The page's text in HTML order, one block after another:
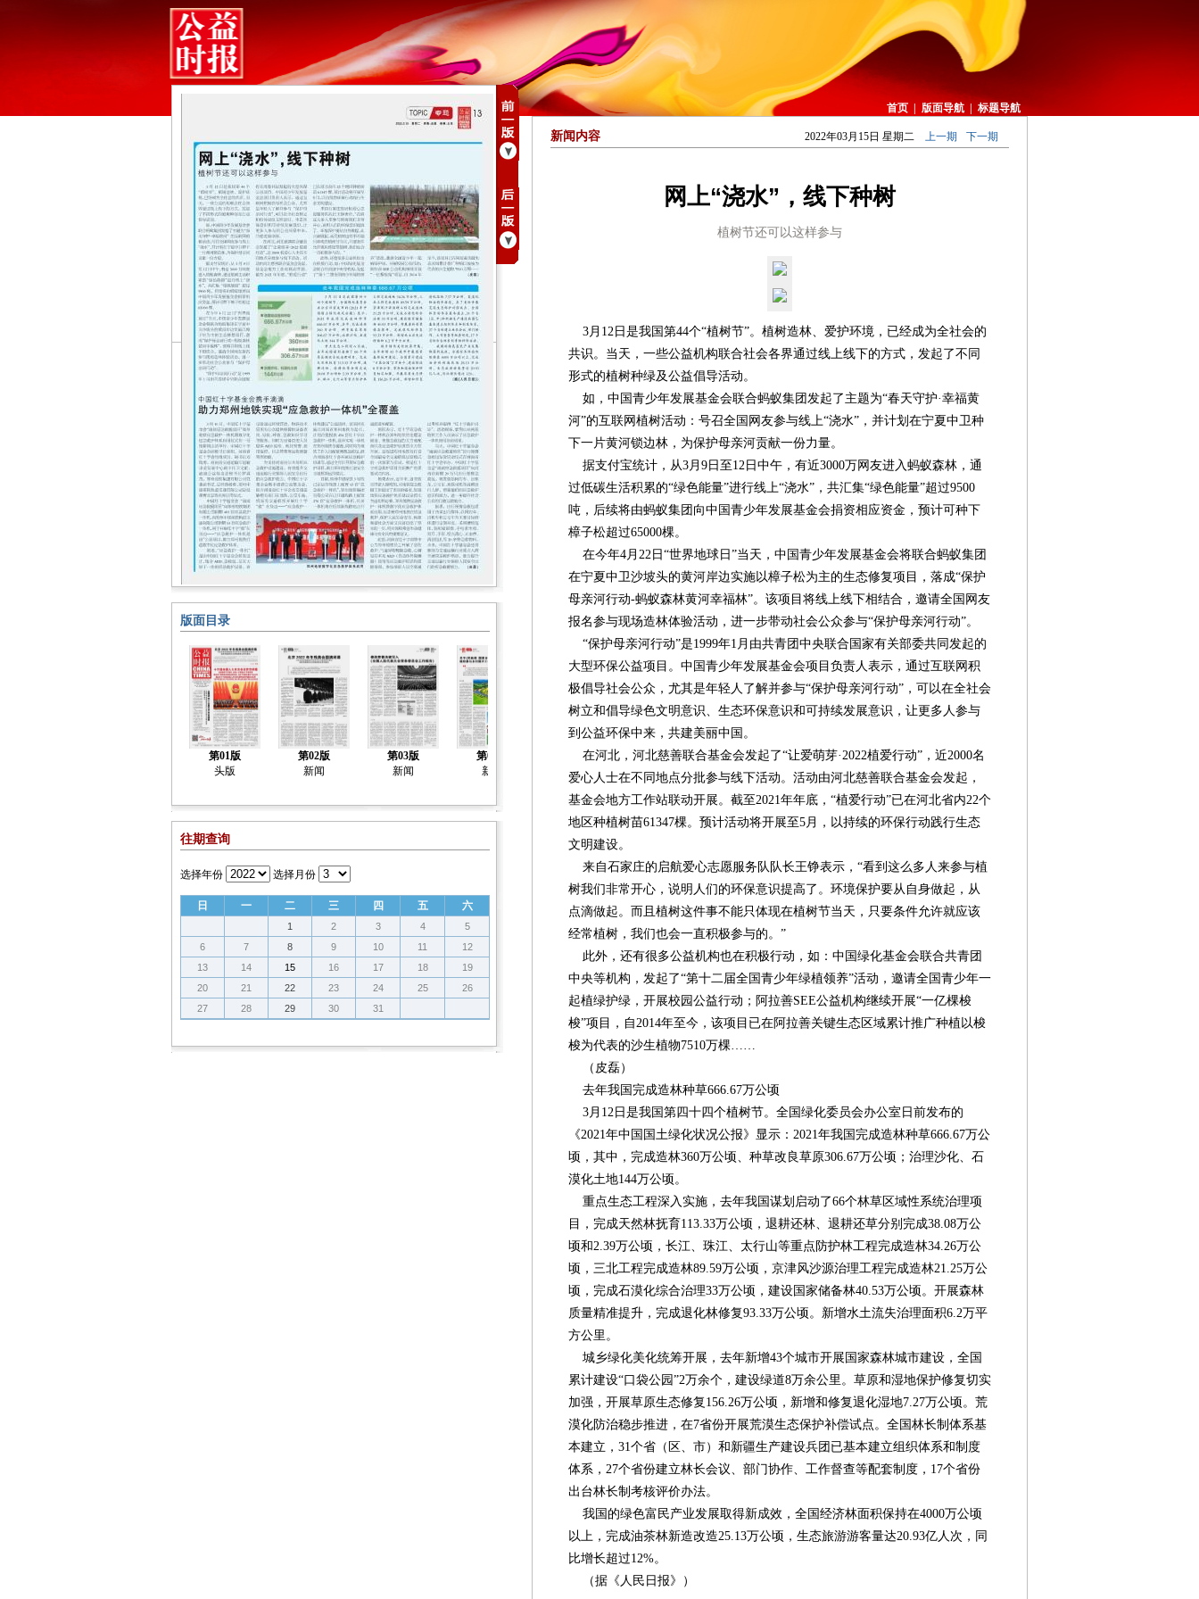
首页 版面导航 标题导航
版面目录
第01版
头版
第02版
新闻
第03版
新闻
第04版
新闻
第05版
社会工作
第06版
聚焦两会
第07版
新闻
第08版
新闻
第09版
新闻
往期查询
选择年份 选择月份
日 一 二 三 四 五 六
1 2 3 4
5
6
7 8 9 10 11
12
13
14 15 16 17 18
19
20
21 22 23 24 25
26
27
28 29 30 31
新闻内容 2022年03月15日 星期二 上一期 下一期
网上“浇水”，线下种树
植树节还可以这样参与
3月12日是我国第44个“植树节”。植树造林、爱护环境，已经成为全社会的
共识。当天，一些公益机构联合社会各界通过线上线下的方式，发起了不同
形式的植树种绿及公益倡导活动。
如，中国青少年发展基金会联合蚂蚁集团发起了主题为“春天守护·幸福黄
河”的互联网植树活动：号召全国网友参与线上“浇水”，并计划在宁夏中卫种
下一片黄河锁边林，为保护母亲河贡献一份力量。
据支付宝统计，从3月9日至12日中午，有近3000万网友进入蚂蚁森林，通
过低碳生活积累的“绿色能量”进行线上“浇水”，共汇集“绿色能量”超过9500
吨，后续将由蚂蚁集团向中国青少年发展基金会捐资相应资金，预计可种下
樟子松超过65000棵。
在今年4月22日“世界地球日”当天，中国青少年发展基金会将联合蚂蚁集团
在宁夏中卫沙坡头的黄河岸边实施以樟子松为主的生态修复项目，落成“保护
母亲河行动-蚂蚁森林黄河幸福林”。该项目将线上线下相结合，邀请全国网友
报名参与现场造林体验活动，进一步带动社会公众参与“保护母亲河行动”。
“保护母亲河行动”是1999年1月由共青团中央联合国家有关部委共同发起的
大型环保公益项目。中国青少年发展基金会项目负责人表示，通过互联网积
极倡导社会公众，尤其是年轻人了解并参与“保护母亲河行动”，可以在全社会
树立和倡导绿色文明意识、生态环保意识和可持续发展意识，让更多人参与
到公益环保中来，共建美丽中国。
在河北，河北慈善联合基金会发起了“让爱萌芽·2022植爱行动”，近2000名
爱心人士在不同地点分批参与线下活动。活动由河北慈善联合基金会发起，
基金会地方工作站联动开展。截至2021年年底，“植爱行动”已在河北省内22个
地区种植树苗61347棵。预计活动将开展至5月，以持续的环保行动践行生态
文明建设。
来自石家庄的启航爱心志愿服务队队长王铮表示，“看到这么多人来参与植
树我们非常开心，说明人们的环保意识提高了。环境保护要从自身做起，从
点滴做起。而且植树这件事不能只体现在植树节当天，只要条件允许就应该
经常植树，我们也会一直积极参与的。”
此外，还有很多公益机构也在积极行动，如：中国绿化基金会联合共青团
中央等机构，发起了“第十二届全国青少年绿植领养”活动，邀请全国青少年一
起植绿护绿，开展校园公益行动；阿拉善SEE公益机构继续开展“一亿棵梭
梭”项目，自2014年至今，该项目已在阿拉善关键生态区域累计推广种植以梭
梭为代表的沙生植物7510万棵……
（皮磊）
去年我国完成造林种草666.67万公顷
3月12日是我国第四十四个植树节。全国绿化委员会办公室日前发布的
《2021年中国国土绿化状况公报》显示：2021年我国完成造林种草666.67万公
顷，其中，完成造林360万公顷、种草改良草原306.67万公顷；治理沙化、石
漠化土地144万公顷。
重点生态工程深入实施，去年我国谋划启动了66个林草区域性系统治理项
目，完成天然林抚育113.33万公顷，退耕还林、退耕还草分别完成38.08万公
顷和2.39万公顷，长江、珠江、太行山等重点防护林工程完成造林34.26万公
顷，三北工程完成造林89.59万公顷，京津风沙源治理工程完成造林21.25万公
顷，完成石漠化综合治理33万公顷，建设国家储备林40.53万公顷。开展森林
质量精准提升，完成退化林修复93.33万公顷。新增水土流失治理面积6.2万平
方公里。
城乡绿化美化统筹开展，去年新增43个城市开展国家森林城市建设，全国
累计建设“口袋公园”2万余个，建设绿道8万余公里。草原和湿地保护修复切实
加强，开展草原生态修复156.26万公顷，新增和修复退化湿地7.27万公顷。荒
漠化防治稳步推进，在7省份开展荒漠生态保护补偿试点。全国林长制体系基
本建立，31个省（区、市）和新疆生产建设兵团已基本建立组织体系和制度
体系，27个省份建立林长会议、部门协作、工作督查等配套制度，17个省份
出台林长制考核评价办法。
我国的绿色富民产业发展取得新成效，全国经济林面积保持在4000万公顷
以上，完成油茶林新造改造25.13万公顷，生态旅游游客量达20.93亿人次，同
比增长超过12%。
（据《人民日报》）